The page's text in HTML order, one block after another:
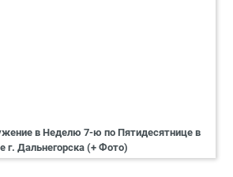
в Неделю 7-ю по Пятидесятнице в
г. Дальнегорска (+ Фото)